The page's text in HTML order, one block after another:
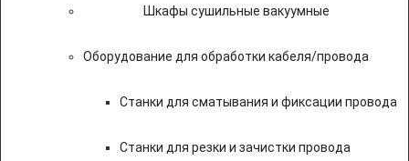
Шкафы сушильные вакуумные
Оборудование для обработки кабеля/провода
Станки для сматывания и фиксации провода
Станки для резки и зачистки провода